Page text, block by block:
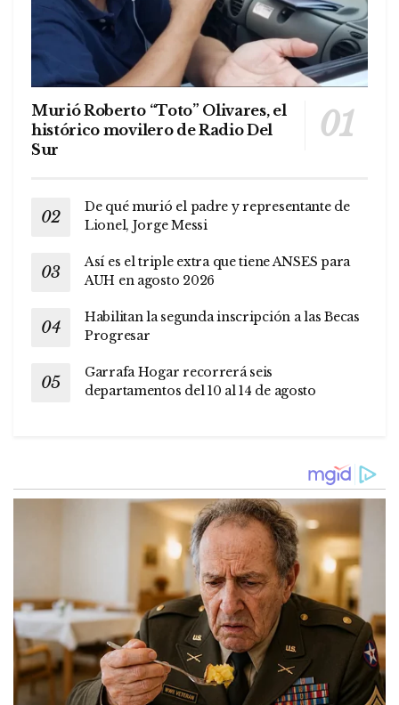
Murió Roberto “Toto” Olivares, el
histórico movilero de Radio Del
Sur
De qué murió el padre y representante de
Lionel, Jorge Messi
Así es el triple extra que tiene ANSES para
AUH en agosto 2026
Habilitan la segunda inscripción a las Becas
Progresar
Garrafa Hogar recorrerá seis
departamentos del 10 al 14 de agosto